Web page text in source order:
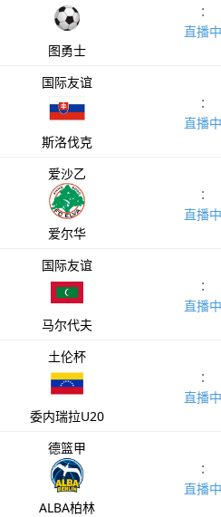
图勇士
:
直播中
国际友谊
斯洛伐克
:
直播中
爱沙乙
爱尔华
:
直播中
国际友谊
马尔代夫
:
直播中
土伦杯
委内瑞拉U20
:
直播中
德篮甲
ALBA柏林
:
直播中